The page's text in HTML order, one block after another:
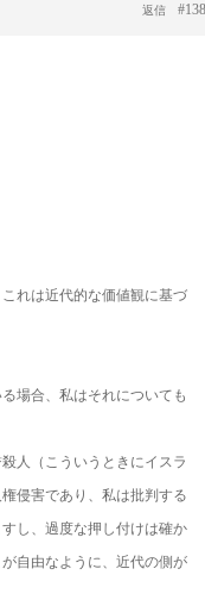
返信
れは近代的な価値観に基づ
場合、私はそれについても
人（こういうときにイスラ
侵害であり、私は批判する
し、過度な押し付けは確か
自由なように、近代の側が